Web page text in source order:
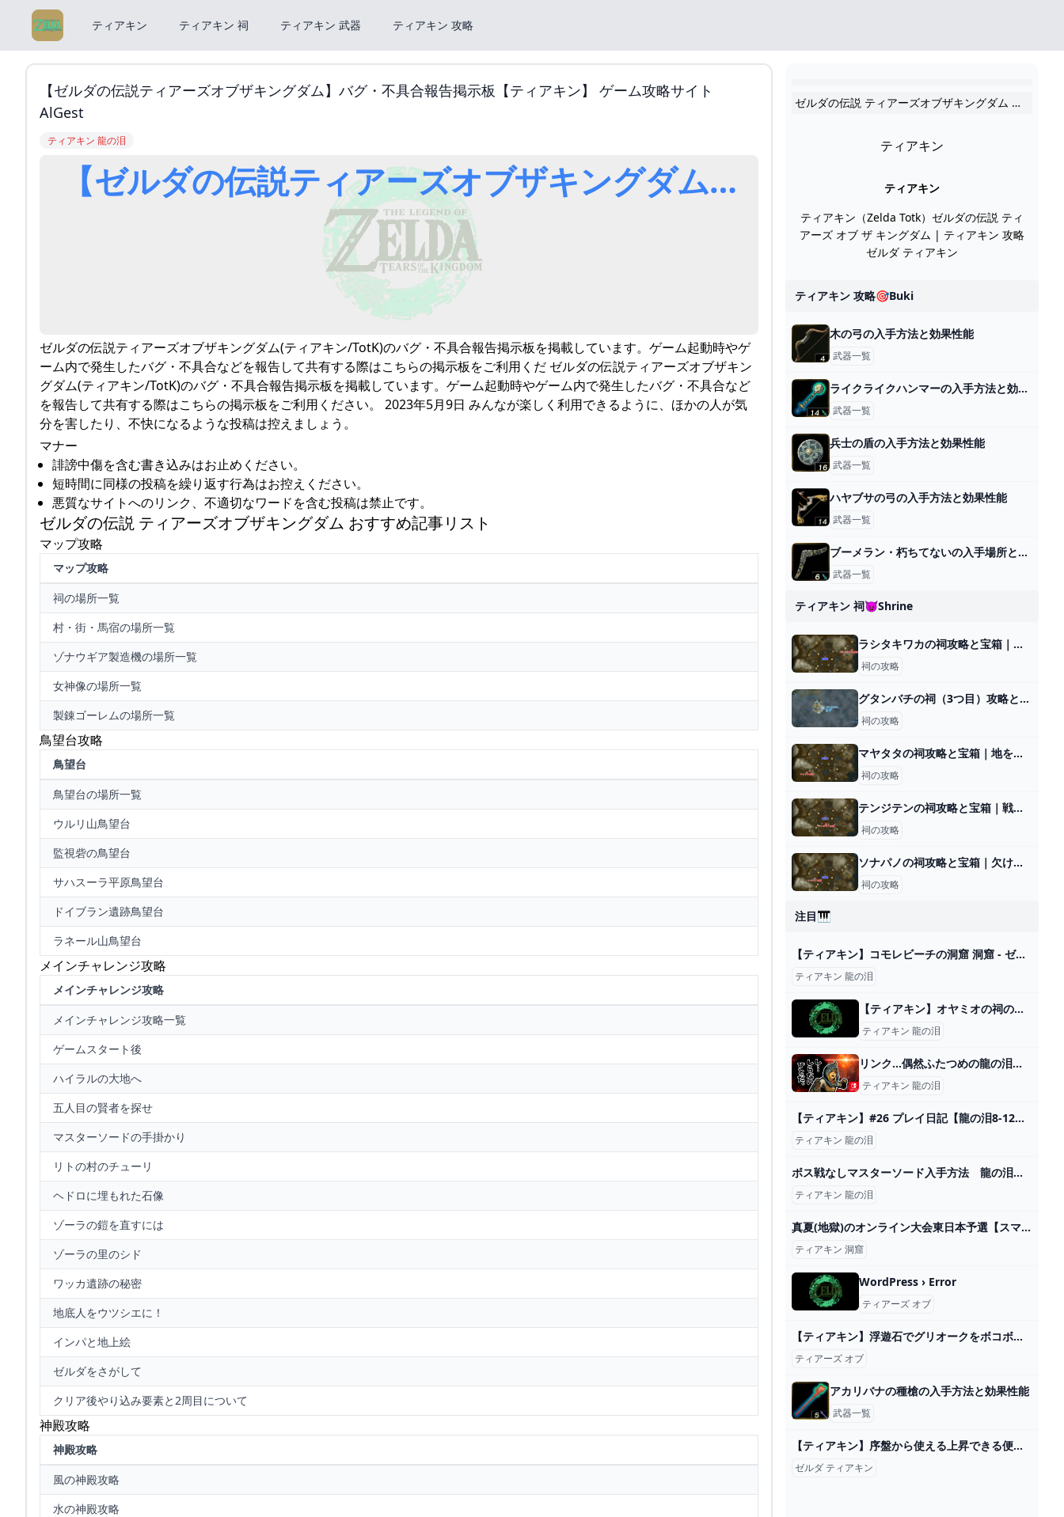
ティアキン ティアキン 祠 ティアキン 武器 ティアキン 攻略
【ゼルダの伝説ティアーズオブザキングダム】バグ・不具合報告掲示板【ティアキン】 ゲーム攻略サイト
AlGest
ティアキン 龍の泪
ゼルダの伝説ティアーズオブザキングダム(ティアキン/TotK)のバグ・不具合報告掲示板を掲載しています。ゲーム起動時やゲ
ーム内で発生したバグ・不具合などを報告して共有する際はこちらの掲示板をご利用くだ ゼルダの伝説ティアーズオブザキン
グダム(ティアキン/TotK)のバグ・不具合報告掲示板を掲載しています。ゲーム起動時やゲーム内で発生したバグ・不具合など
を報告して共有する際はこちらの掲示板をご利用ください。 2023年5月9日 みんなが楽しく利用できるように、ほかの人が気
分を害したり、不快になるような投稿は控えましょう。
マナー
誹謗中傷を含む書き込みはお止めください。
短時間に同様の投稿を繰り返す行為はお控えください。
悪質なサイトへのリンク、不適切なワードを含む投稿は禁止です。
ゼルダの伝説 ティアーズオブザキングダム おすすめ記事リスト
マップ攻略
マップ攻略
祠の場所一覧
村・街・馬宿の場所一覧
ゾナウギア製造機の場所一覧
女神像の場所一覧
製錬ゴーレムの場所一覧
鳥望台攻略
鳥望台
鳥望台の場所一覧
ウルリ山鳥望台
監視砦の鳥望台
サハスーラ平原鳥望台
ドイブラン遺跡鳥望台
ラネール山鳥望台
メインチャレンジ攻略
メインチャレンジ攻略
メインチャレンジ攻略一覧
ゲームスタート後
ハイラルの大地へ
五人目の賢者を探せ
マスターソードの手掛かり
リトの村のチューリ
ヘドロに埋もれた石像
ゾーラの鎧を直すには
ゾーラの里のシド
ワッカ遺跡の秘密
地底人をウツシエに！
インパと地上絵
ゼルダをさがして
クリア後やり込み要素と2周目について
神殿攻略
神殿攻略
風の神殿攻略
水の神殿攻略
ゼルダの伝説 ティアーズオブザキングダム おすすめ記事リスト
ティアキン
ティアキン
ティアキン（Zelda Totk）ゼルダの伝説 ティ
アーズ オブ ザ キングダム | ティアキン 攻略
ゼルダ ティアキン
ティアキン 攻略🎯buki
木の弓の入手方法と効果性能
武器一覧
ライクライクハンマーの入手方法と効果性能
武器一覧
兵士の盾の入手方法と効果性能
武器一覧
ハヤブサの弓の入手方法と効果性能
武器一覧
ブーメラン・朽ちてないの入手場所と効果
武器一覧
ティアキン 祠😈shrine
ラシタキワカの祠攻略と宝箱｜一身の戦い 操縦
祠の攻略
グタンバチの祠（3つ目）攻略と宝箱｜昇り上がる力
祠の攻略
マヤタタの祠攻略と宝箱｜地を滑るもの
祠の攻略
テンジテンの祠攻略と宝箱｜戦いの教え 投げの極意
祠の攻略
ソナパノの祠攻略と宝箱｜欠けた通り道
祠の攻略
注目🎹
【ティアキン】コモレビーチの洞窟 洞窟 - ゼルダの伝説 ティアーズオブザキングダム 攻略Wiki ティアキン ： ヘイグ攻略まとめWiki
ティアキン 龍の泪
【ティアキン】オヤミオの祠の場所【ゼルダの伝説ティアーズオブザキングダム】 - SAMURAI GAMERS
ティアキン 龍の泪
リンク…偶然ふたつめの龍の泪を発見するも、ゼルダじゃなく全然知らない人が主役で困惑する。（メインチャレンジ【龍の泪 その8】編）【ゼルダの伝説ティアーズオブザキングダム実況】 - ニコニコ動画
ティアキン 龍の泪
【ティアキン】#26 プレイ日記【龍の泪8-12】 - Puple’s books
ティアキン 龍の泪
ボス戦なしマスターソード入手方法 龍の泪「全11か所＋1」 インパと地上絵 地上絵の場所 龍の泪の場所 ファントムガノンと戦わない 攻略 ゼルダの伝説 ティアーズ オブ ザ キングダム ティアキン㊳ - YouTube
ティアキン 龍の泪
真夏(地獄)のオンライン大会東日本予選【スマブラSP】 - YouTube
ティアキン 洞窟
WordPress › Error
ティアーズ オブ
【ティアキン】浮遊石でグリオークをボコボコにするリンク【ゼルダの伝説 ティアーズ オブ ザ キングダム】 - YouTube
ティアーズ オブ
アカリバナの種槍の入手方法と効果性能
武器一覧
【ティアキン】序盤から使える上昇できる便利技！！【ゼルダの伝説 ティアーズ オブ ザ キングダム】 - YouTube
ゼルダ ティアキン